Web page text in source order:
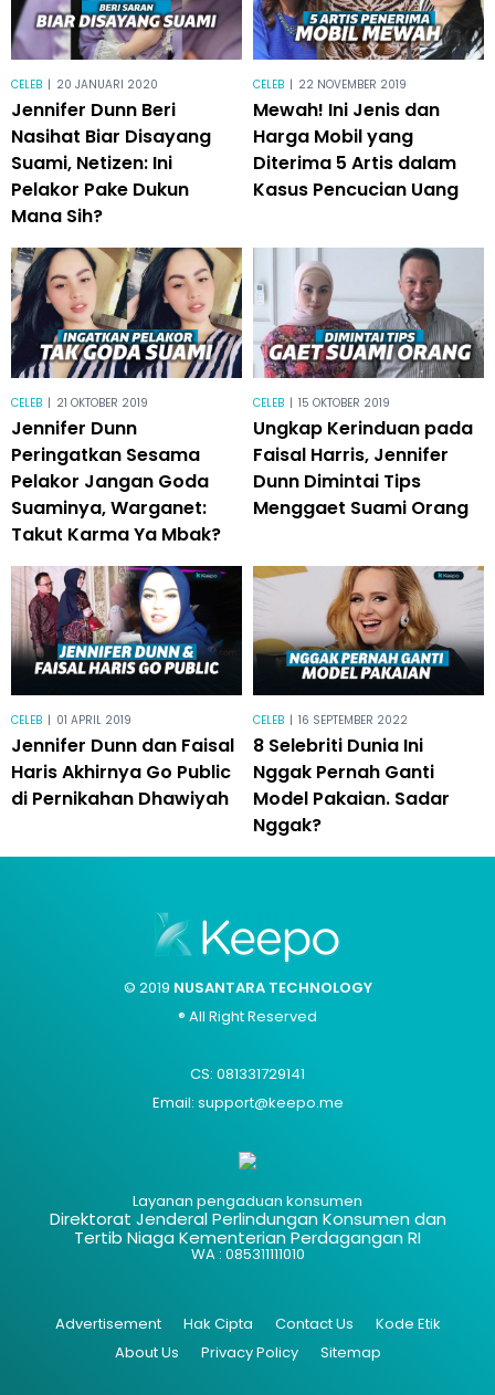
CELEB | 20 JANUARI 2020
Jennifer Dunn Beri
Nasihat Biar Disayang
Suami, Netizen: Ini
Pelakor Pake Dukun
Mana Sih?
CELEB | 22 NOVEMBER 2019
Mewah! Ini Jenis dan
Harga Mobil yang
Diterima 5 Artis dalam
Kasus Pencucian Uang
CELEB | 21 OKTOBER 2019
Jennifer Dunn
Peringatkan Sesama
Pelakor Jangan Goda
Suaminya, Warganet:
Takut Karma Ya Mbak?
CELEB | 15 OKTOBER 2019
Ungkap Kerinduan pada
Faisal Harris, Jennifer
Dunn Dimintai Tips
Menggaet Suami Orang
CELEB | 01 APRIL 2019
Jennifer Dunn dan Faisal
Haris Akhirnya Go Public
di Pernikahan Dhawiyah
CELEB | 16 SEPTEMBER 2022
8 Selebriti Dunia Ini
Nggak Pernah Ganti
Model Pakaian. Sadar
Nggak?
© 2019 NUSANTARA TECHNOLOGY
® All Right Reserved
CS: 081331729141
Email: support@keepo.me
Layanan pengaduan konsumen
Direktorat Jenderal Perlindungan Konsumen dan
Tertib Niaga Kementerian Perdagangan RI
WA : 085311111010
Advertisement Hak Cipta Contact Us
Kode Etik
About Us
Privacy Policy Sitemap